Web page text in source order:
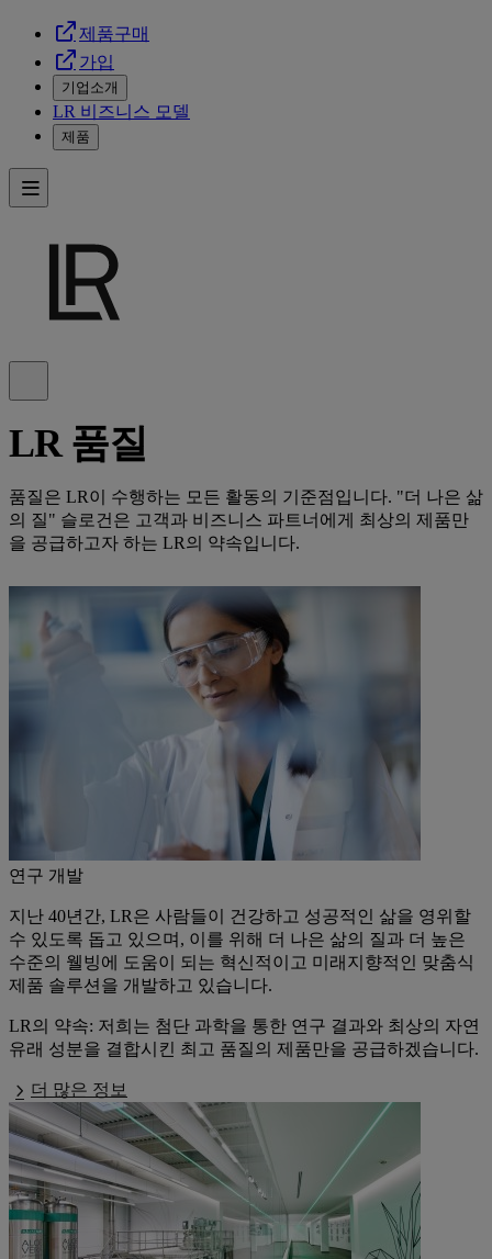
제품구매
가입
기업소개
LR 비즈니스 모델
제품
LR 품질
품질은 LR이 수행하는 모든 활동의 기준점입니다. "더 나은 삶
의 질" 슬로건은 고객과 비즈니스 파트너에게 최상의 제품만
을 공급하고자 하는 LR의 약속입니다.
연구 개발
지난 40년간, LR은 사람들이 건강하고 성공적인 삶을 영위할
수 있도록 돕고 있으며, 이를 위해 더 나은 삶의 질과 더 높은
수준의 웰빙에 도움이 되는 혁신적이고 미래지향적인 맞춤식
제품 솔루션을 개발하고 있습니다.
LR의 약속: 저희는 첨단 과학을 통한 연구 결과와 최상의 자연
유래 성분을 결합시킨 최고 품질의 제품만을 공급하겠습니다.
더 많은 정보